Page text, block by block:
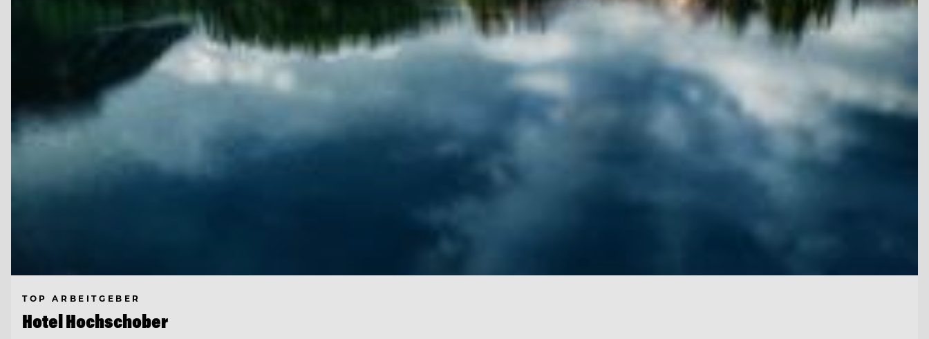
TOP ARBEITGEBER
Hotel Hochschober